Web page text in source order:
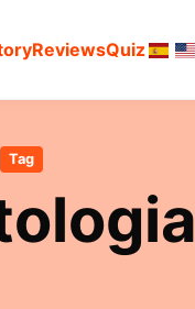
ReviewsQuiz
Tag